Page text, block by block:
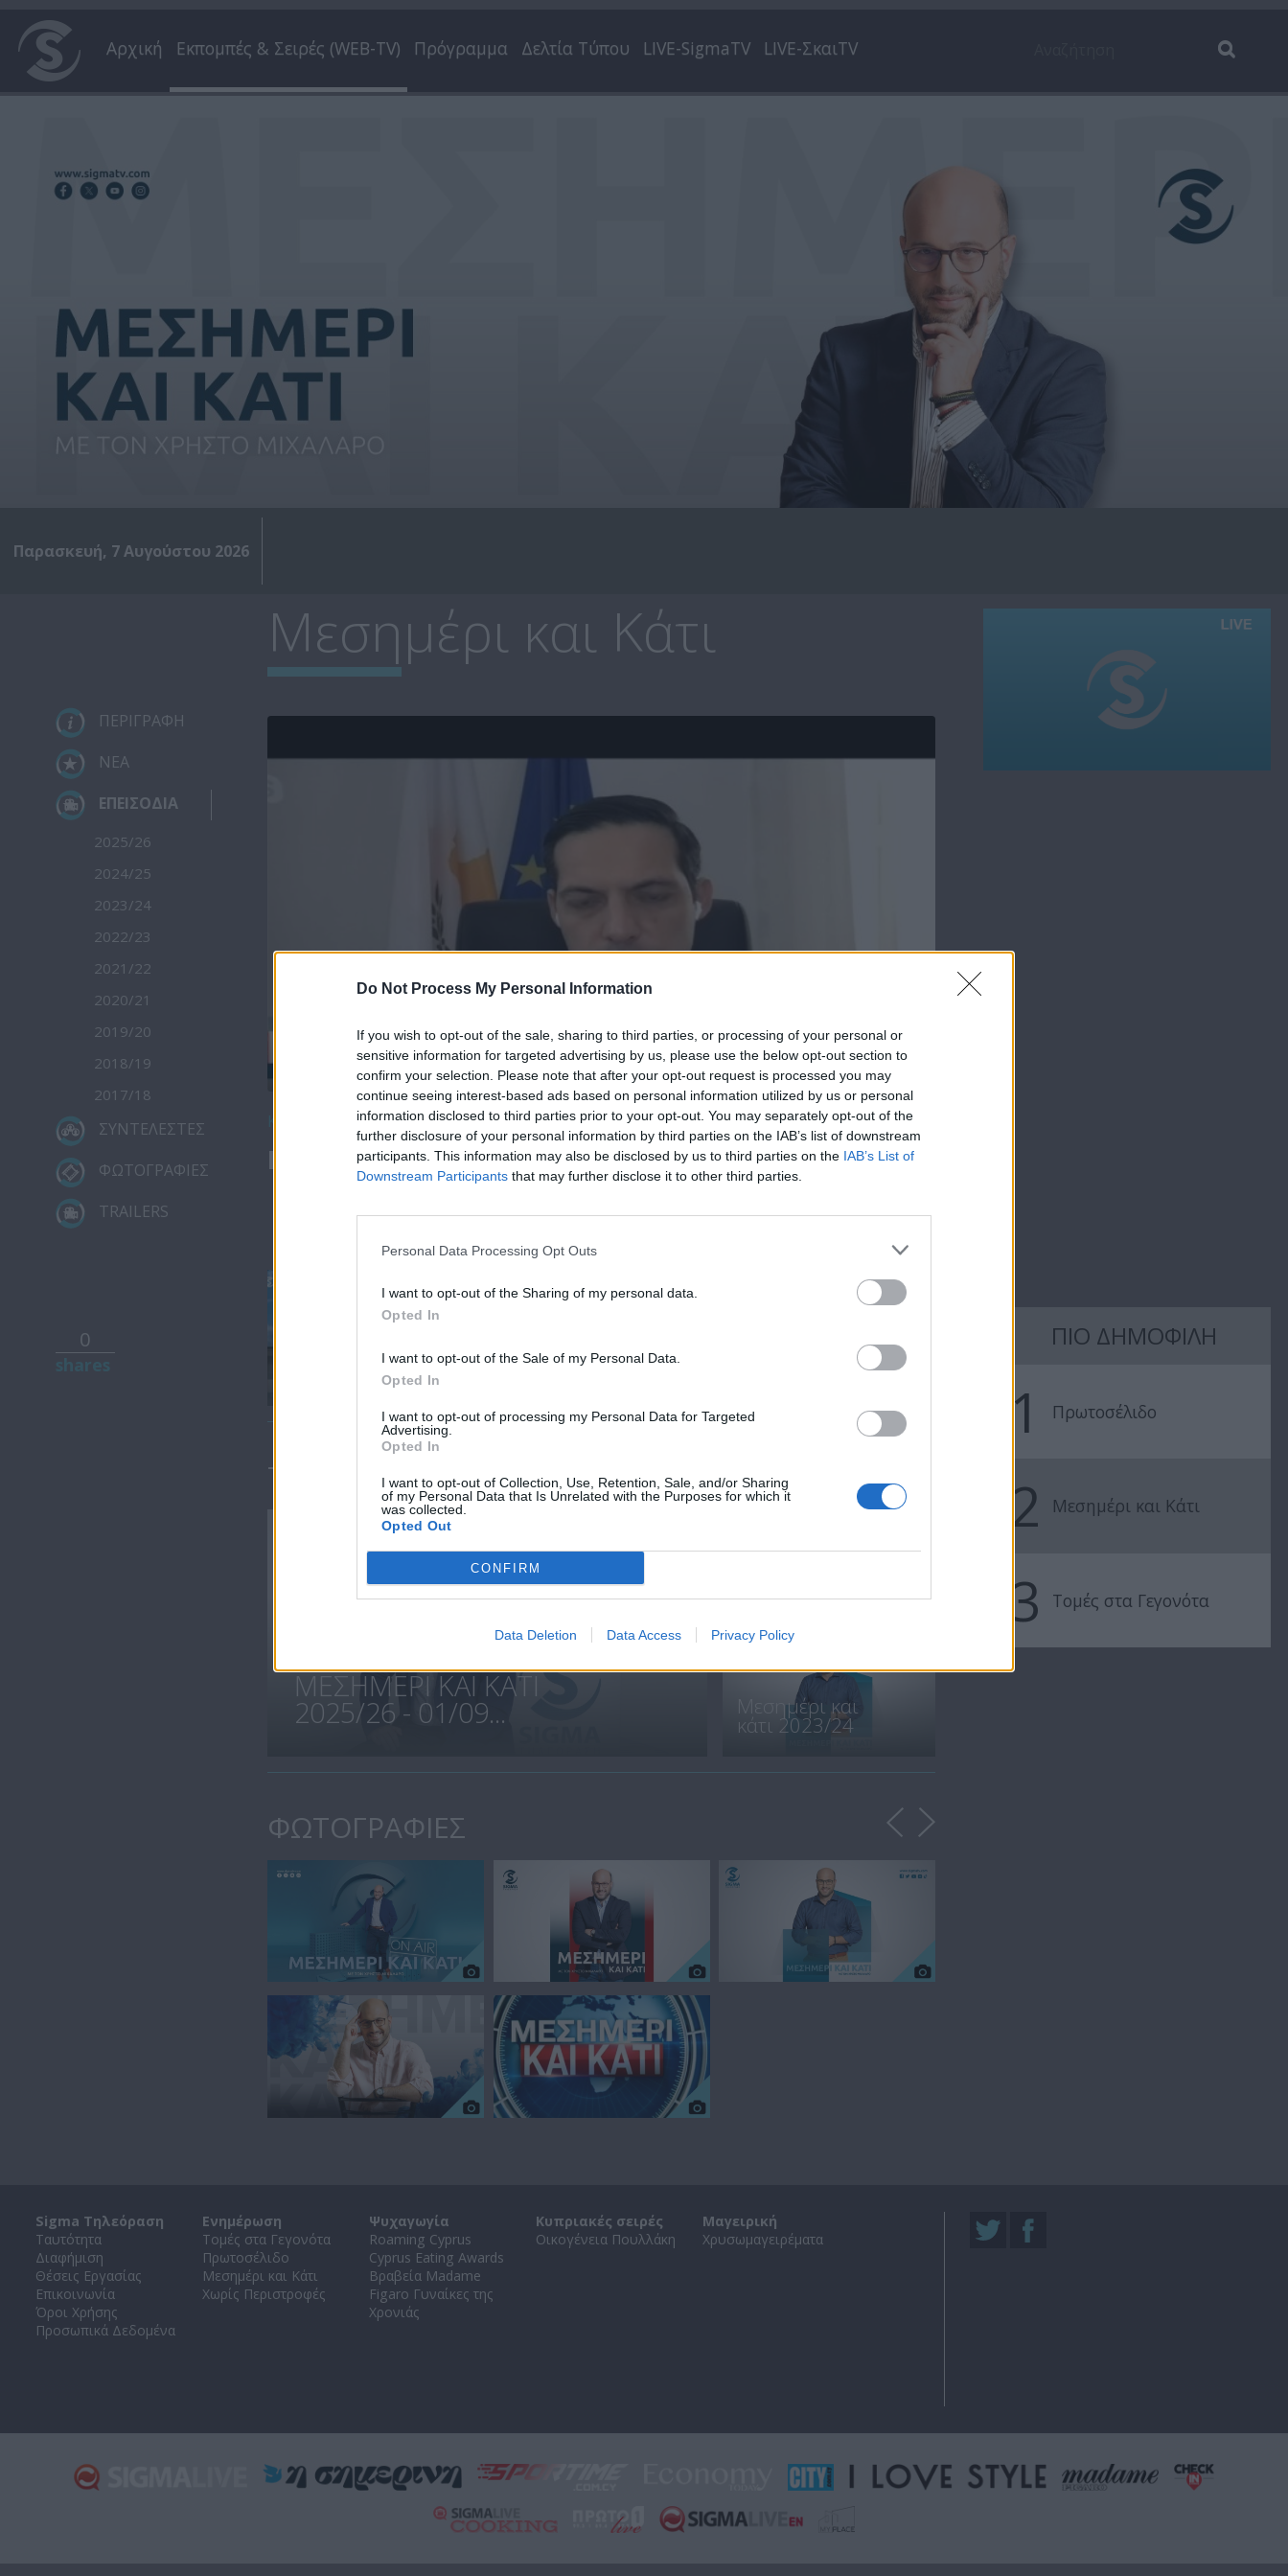
Do Not Process My Personal Information
If you wish to opt-out of the sale, sharing to third parties, or processing of your personal or
sensitive information for targeted advertising by us, please use the below opt-out section to
confirm your selection. Please note that after your opt-out request is processed you may
continue seeing interest-based ads based on personal information utilized by us or personal
information disclosed to third parties prior to your opt-out. You may separately opt-out of the
further disclosure of your personal information by third parties on the IAB’s list of downstream
participants. This information may also be disclosed by us to third parties on the IAB’s List of
Downstream Participants that may further disclose it to other third parties.
Personal Data Processing Opt Outs
I want to opt-out of the Sharing of my personal data.
Opted In
I want to opt-out of the Sale of my Personal Data.
Opted In
I want to opt-out of processing my Personal Data for Targeted
Advertising.
Opted In
I want to opt-out of Collection, Use, Retention, Sale, and/or Sharing
of my Personal Data that Is Unrelated with the Purposes for which it
was collected.
Opted Out
CONFIRM
Data Deletion Data Access Privacy Policy
Αρχική Εκπομπές & Σειρές (WEB-TV) Πρόγραμμα Δελτία Τύπου LIVE-SigmaTV LIVE-ΣκαιTV
Παρασκευή, 7 Αυγούστου 2026
Μεσημέρι και Κάτι
ΠΕΡΙΓΡΑΦΗ
ΝΕΑ
ΕΠΕΙΣΟΔΙΑ
2025/26
2024/25
2023/24
2022/23
2021/22
2020/21
2019/20
2018/19
2017/18
ΣΥΝΤΕΛΕΣΤΕΣ
ΦΩΤΟΓΡΑΦΙΕΣ
TRAILERS
0
Κατέβασε το
Μεσημέρι 22.01.24
Μεσημέρι
ΤΕΛΕΥΤΑΙΑ ΝΕΑ
ΜΕΣΗΜΕΡΙ ΚΑΙ ΚΑΤΙ
2025/26 - 01/09...
Πρεμιέρα
και...
Μεσημέρι και
κάτι 2023/24
ΦΩΤΟΓΡΑΦΙΕΣ
ΠΙΟ ΔΗΜΟΦΙΛΗ
1 Πρωτοσέλιδο
2 Μεσημέρι και Κάτι
3 Τομές στα Γεγονότα
Sigma Τηλεόραση
Ταυτότητα
Διαφήμιση
Θέσεις Εργασίας
Επικοινωνία
Όροι Χρήσης
Προσωπικά Δεδομένα
Ενημέρωση
Τομές στα Γεγονότα
Πρωτοσέλιδο
Μεσημέρι και Κάτι
Χωρίς Περιστροφές
Ψυχαγωγία
Roaming Cyprus
Cyprus Eating Awards
Βραβεία Madame
Figaro Γυναίκες της
Χρονιάς
Κυπριακές σειρές
Οικογένεια Πουλλάκη
Μαγειρική
Χρυσωμαγειρέματα